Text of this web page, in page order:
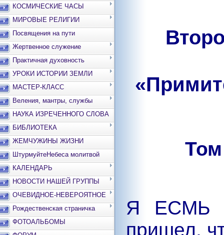
КОСМИЧЕСКИЕ ЧАСЫ
МИРОВЫЕ РЕЛИГИИ
Посвящения на пути
Жертвенное служение
Практичная духовность
УРОКИ ИСТОРИИ ЗЕМЛИ
МАСТЕР-КЛАСС
Веления, мантры, службы
НАУКА ИЗРЕЧЕННОГО СЛОВА
БИБЛИОТЕКА
ЖЕМЧУЖИНЫ ЖИЗНИ
ШтурмуйтеНебеса молитвой
КАЛЕНДАРЬ
НОВОСТИ НАШЕЙ ГРУППЫ
ОЧЕВИДНОЕ-НЕВЕРОЯТНОЕ
Рождественская страничка
ФОТОАЛЬБОМЫ
Я ЕСМЬ
пришел,